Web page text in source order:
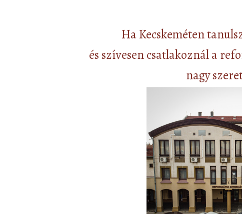
Ha Kecskeméten
és szívesen csatlakoznál a
nagy